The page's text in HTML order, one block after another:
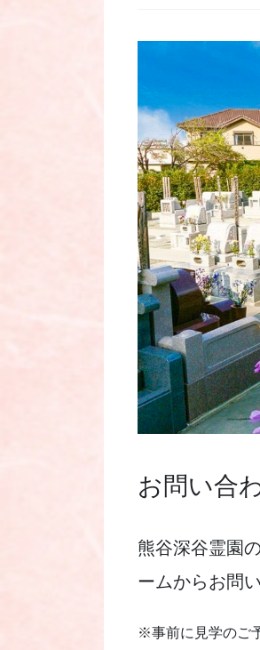
お問い合
熊谷深谷霊園
ームからお問
※事前に見学のご